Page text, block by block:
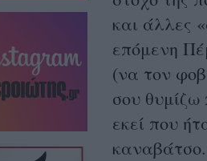
και άλλες
επόμενη
(να τον
σου
εκεί που